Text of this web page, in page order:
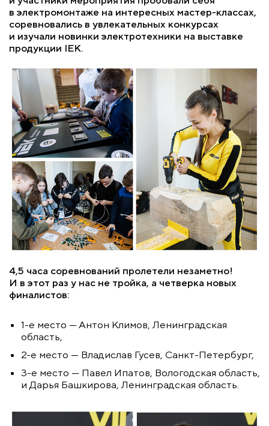
в электромонтаже на интересных мастер-классах,
соревновались в увлекательных конкурсах
и изучали новинки электротехники на выставке
продукции IEK.
4,5 часа соревнований пролетели незаметно!
И в этот раз у нас не тройка, а четверка новых
финалистов:
1-е место — Антон Климов, Ленинградская
область,
2-е место — Владислав Гусев, Санкт-Петербург,
3-е место — Павел Ипатов, Вологодская область,
и Дарья Башкирова, Ленинградская область.